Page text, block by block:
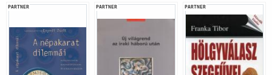
PARTNER PARTNER PARTNER